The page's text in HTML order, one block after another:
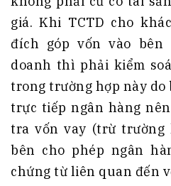
giá. Khi TCTD cho
đích góp vốn vào
doanh thì phải kiểm
trong trường hợp này do
trực tiếp ngân hàng
tra vốn vay (trừ trường
bên cho phép ngân
chứng từ liên quan đến